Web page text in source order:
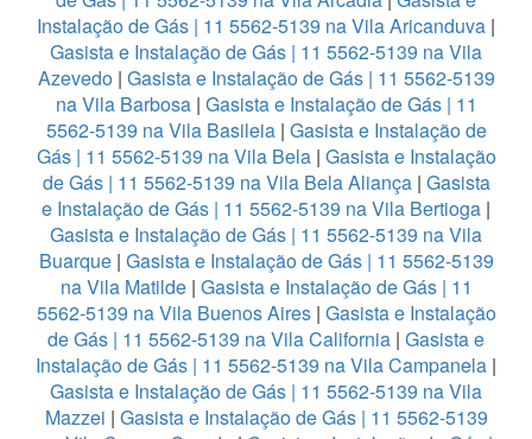
Instalação de Gás | 11 5562-5139 na Vila Aricanduva |
Gasista e Instalação de Gás | 11 5562-5139 na Vila
Azevedo| Gasista e Instalação de Gás | 11 5562-5139
na Vila Barbosa| Gasista e Instalação de Gás | 11
5562-5139 na Vila Basileia| Gasista e Instalação de
Gás | 11 5562-5139 na Vila Bela| Gasista e Instalação
de Gás | 11 5562-5139 na Vila Bela Aliança| Gasista
e Instalação de Gás | 11 5562-5139 na Vila Bertioga |
Gasista e Instalação de Gás | 11 5562-5139 na Vila
Buarque| Gasista e Instalação de Gás | 11 5562-5139
na Vila Matilde| Gasista e Instalação de Gás | 11
5562-5139 na Vila Buenos Aires| Gasista e Instalação
de Gás | 11 5562-5139 na Vila California | Gasista e
Instalação de Gás | 11 5562-5139 na Vila Campanela |
Gasista e Instalação de Gás | 11 5562-5139 na Vila
Mazzei | Gasista e Instalação de Gás | 11 5562-5139